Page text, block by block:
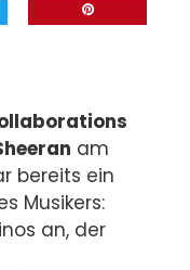
am
bereits ein
Musikers:
an, der